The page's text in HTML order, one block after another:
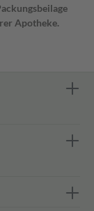
Apotheke.